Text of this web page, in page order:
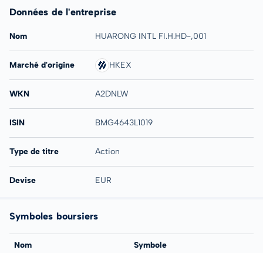
Données de l'entreprise
Nom HUARONG INTL FI.H.HD-,001
Marché d'origine HKEX
WKN A2DNLW
ISIN BMG4643L1019
Type de titre Action
Devise EUR
Symboles boursiers
Nom Symbole